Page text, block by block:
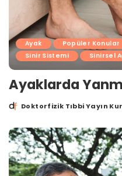
Ayak Popüler Konular
Sinir Sistemi
Sinirsel
Ayaklarda
PostedDoktorfizik Tıbbi Yayın